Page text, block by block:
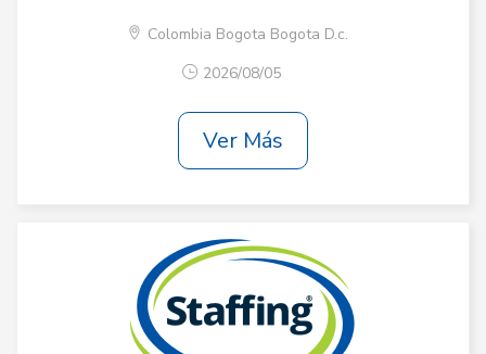
Colombia Bogota Bogota D.c.
2026/08/05
Ver Más